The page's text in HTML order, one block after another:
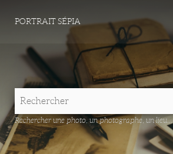
PORTRAIT SÉPIA
Rechercher une photo, un photographe, un lieu...